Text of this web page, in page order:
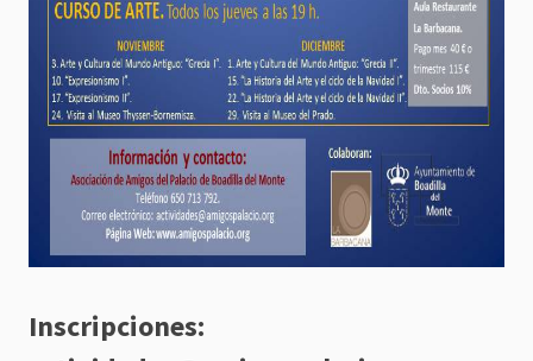
Inscripciones: